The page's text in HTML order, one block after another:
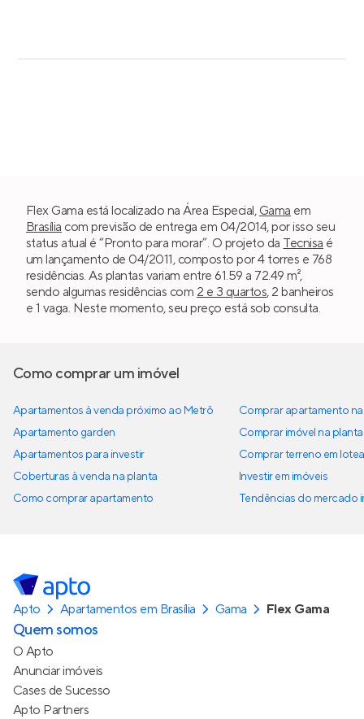
Flex Gama está localizado na Área Especial, Gama em
Brasília com previsão de entrega em 04/2014, por isso seu
status atual é “Pronto para morar”. O projeto da Tecnisa é
um lançamento de 04/2011, composto por 4 torres e 768
residências. As plantas variam entre 61.59 a 72.49 m²,
sendo algumas residências com 2 e 3 quartos, 2 banheiros
e 1 vaga. Neste momento, seu preço está sob consulta.
Como comprar um imóvel
Apartamentos à venda próximo ao Metrô
Apartamento garden
Apartamentos para investir
Coberturas à venda na planta
Como comprar apartamento
Comprar apartamento
Comprar imóvel na planta
Comprar terreno em
Investir em imóveis
Tendências do mercado
Apto Apartamentos em Brasília Gama Flex Gama
Quem somos
O Apto
Anunciar imóveis
Cases de Sucesso
Apto Partners